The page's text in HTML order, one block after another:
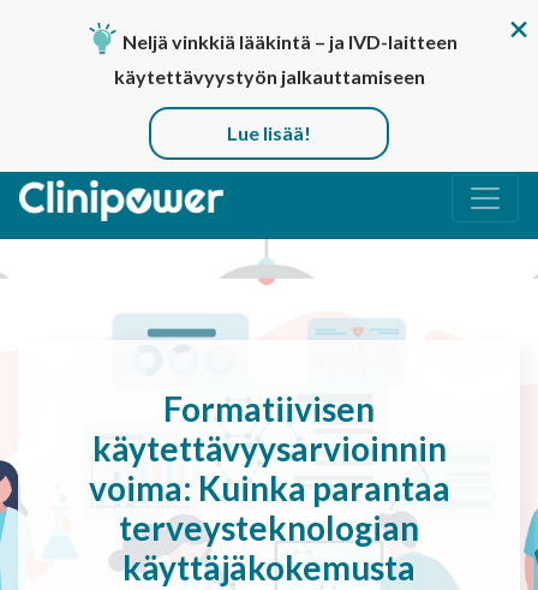
Päävalikko
Formatiivisen
käytettävyysarvioinnin
voima: Kuinka parantaa
terveysteknologian
käyttäjäkokemusta
Neljä vinkkiä lääkintä – ja IVD-laitteen
käytettävyystyön jalkauttamiseen
Lue lisää!